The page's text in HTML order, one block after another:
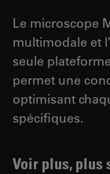
Le microscope
multimodale et
seule
permet une
optimisant
spécifiques.
Voir plus, plus